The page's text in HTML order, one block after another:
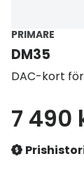
PRIMARE
DM35
DAC-kort
7 490